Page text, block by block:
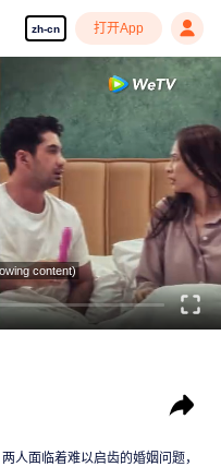
zh-cn 打开App
清剧集
content)
人面临着难以启齿的婚姻问题，